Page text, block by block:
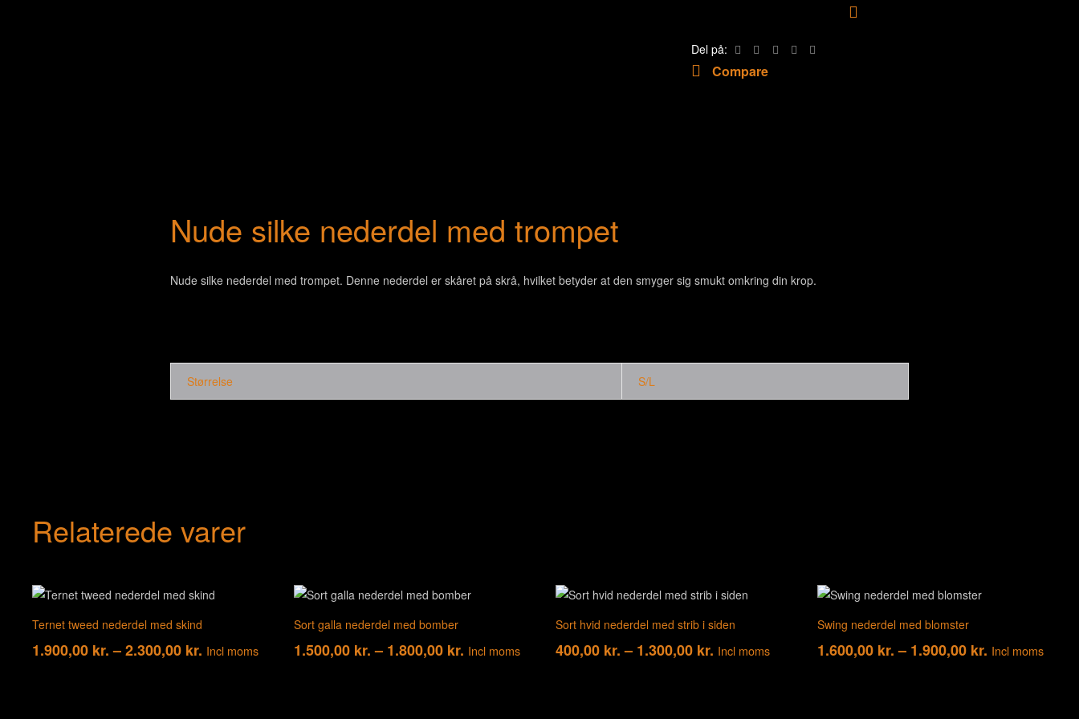
Del på:
Compare
Nude silke nederdel med trompet
Nude silke nederdel med trompet. Denne nederdel er skåret på skrå, hvilket betyder at den smyger sig smukt omkring din krop.
Størrelse S/L
Relaterede varer
Ternet tweed nederdel med skind
1.900,00 kr. –2.300,00 kr. Prisinterval:
1.900,00 kr.
Incl moms
Sort galla nederdel med bomber
1.500,00 kr. – 1.800,00 kr. Prisinterval:
1.500,00 kr.
Incl moms
Sort hvid nederdel med strib i siden
400,00 kr. – 1.300,00 kr. Prisinterval:
400,00 kr.
Incl moms
Swing nederdel med blomster
1.600,00 kr. – 1.900,00 kr. Prisinterval:
1.600,00 kr.
Incl moms